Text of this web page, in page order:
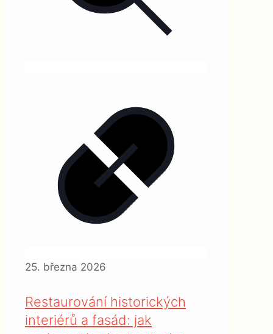
25. března 2026
Restaurování historických
interiérů a fasád: jak